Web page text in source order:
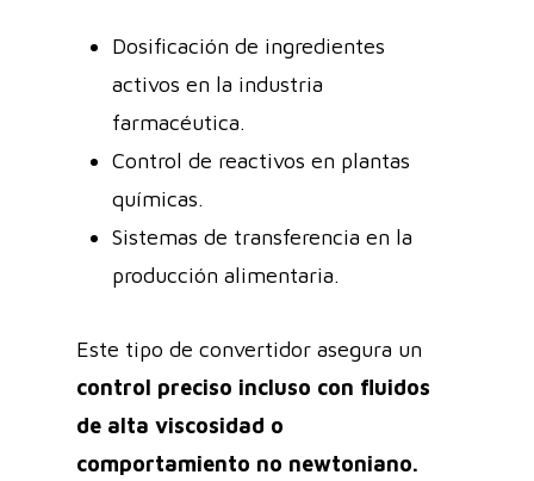
Dosificación de ingredientes
activos en la industria
farmacéutica.
Control de reactivos en plantas
químicas.
Sistemas de transferencia en la
producción alimentaria.
Este tipo de convertidor asegura un
control preciso incluso con fluidos
de alta viscosidad o
comportamiento no newtoniano.